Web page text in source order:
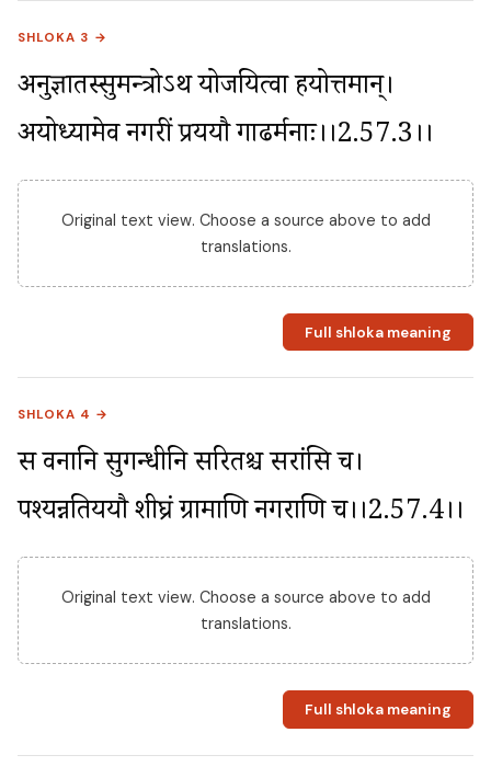
SHLOKA 3 →
अनुज्ञातस्सुमन्त्रोऽथ योजयित्वा हयोत्तमान्।
अयोध्यामेव नगरीं प्रययौ गाढदुर्मनाः।।2.57.3।।
Original text view. Choose a source above to add
translations.
Full shloka meaning
SHLOKA 4 →
स वनानि सुगन्धीनि सरितश्च सरांसि च।
पश्यन्नतिययौ शीघ्रं ग्रामाणि नगराणि च।।2.57.4।।
Original text view. Choose a source above to add
translations.
Full shloka meaning